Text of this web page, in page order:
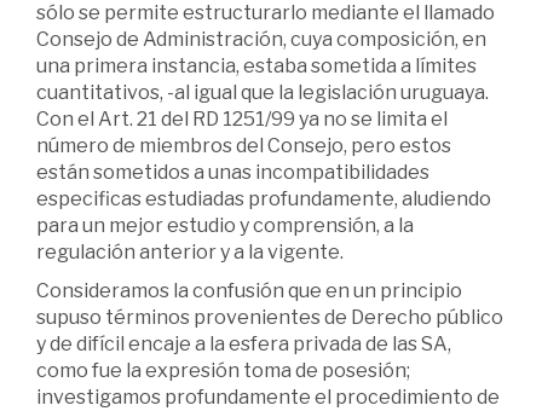
sólo se permite estructurarlo mediante el llamado
Consejo de Administración, cuya composición, en
una primera instancia, estaba sometida a límites
cuantitativos, -al igual que la legislación uruguaya.
Con el Art. 21 del RD 1251/99 ya no se limita el
número de miembros del Consejo, pero estos
están sometidos a unas incompatibilidades
especificas estudiadas profundamente, aludiendo
para un mejor estudio y comprensión, a la
regulación anterior y a la vigente.
Consideramos la confusión que en un principio
supuso términos provenientes de Derecho público
y de difícil encaje a la esfera privada de las SA,
como fue la expresión toma de posesión;
investigamos profundamente el procedimiento de